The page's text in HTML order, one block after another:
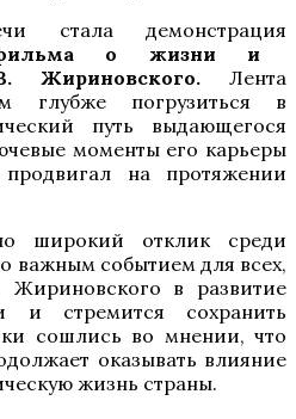
стала демонстрация
о жизни и
Жириновского.Лента
глубже погрузиться в
путь выдающегося
моменты его карьеры
на протяжении
широкий отклик среди
важным событием для всех,
в развитие
и стремится сохранить
сошлись во мнении, что
оказывать влияние
жизнь страны.